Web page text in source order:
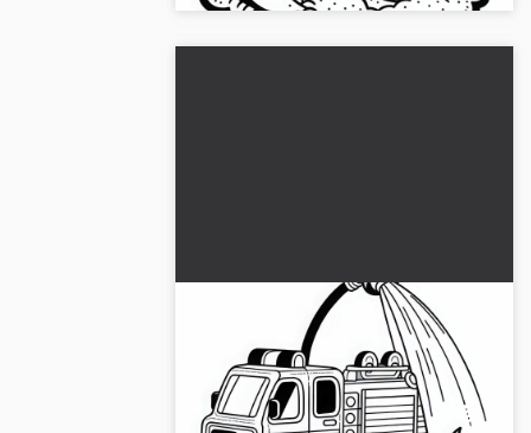
Palomiehen leluauto
sammuttaa pienen tulipalon
värityskuva ilmaiseksi
Hanki palokunta-leluauton
väritystehtävä ja anna luovuutesi virrata.